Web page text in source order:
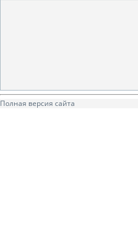
Полная версия сайта